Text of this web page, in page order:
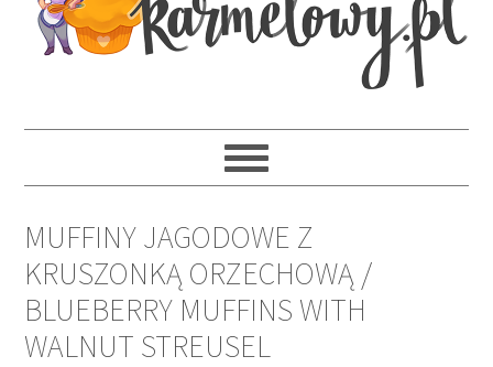
MUFFINY JAGODOWE Z
KRUSZONKĄ ORZECHOWĄ /
BLUEBERRY MUFFINS WITH
WALNUT STREUSEL